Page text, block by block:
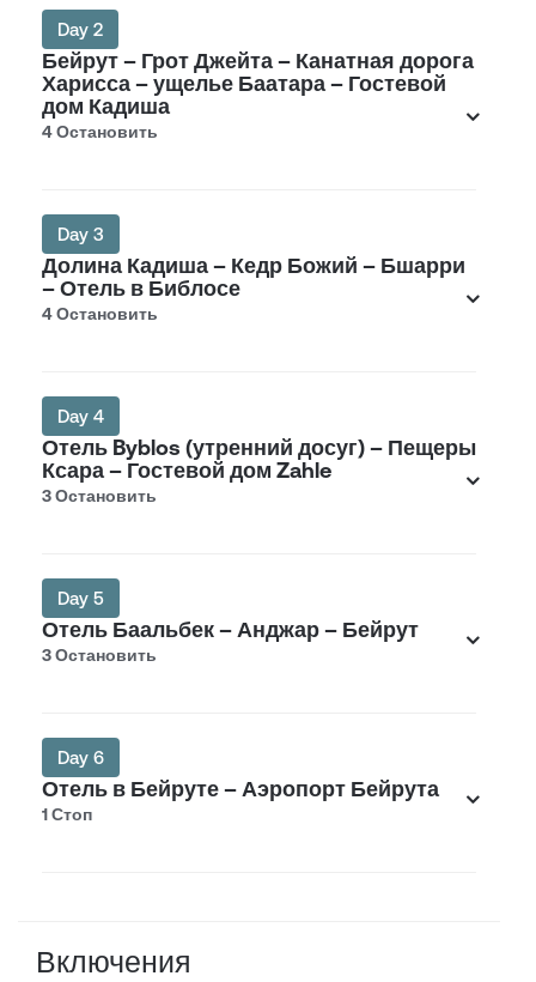
Day 2
Бейрут – Грот Джейта – Канатная дорога
Харисса – ущелье Баатара – Гостевой
дом Кадиша
4 Остановить
Day 3
Долина Кадиша – Кедр Божий – Бшарри
– Отель в Библосе
4 Остановить
Day 4
Отель Byblos (утренний досуг) – Пещеры
Ксара – Гостевой дом Zahle
3 Остановить
Day 5
Отель Баальбек – Анджар – Бейрут
3 Остановить
Day 6
Отель в Бейруте – Аэропорт Бейрута
1 Стоп
Включения